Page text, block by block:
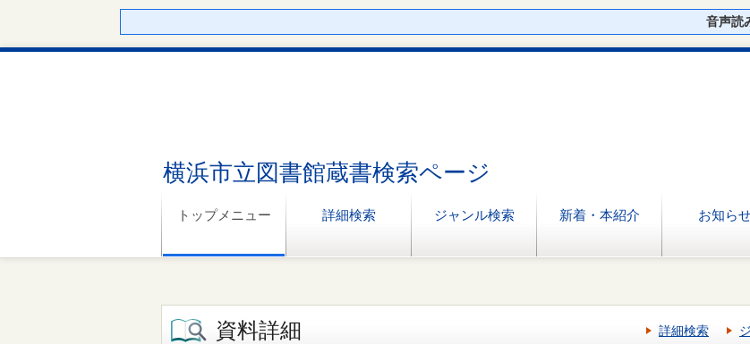
音声読
横浜市立図書館蔵書検索ページ
トップメニュー 詳細検索 ジャンル検索 新着・本紹介 お知ら
資料詳細 詳細検索